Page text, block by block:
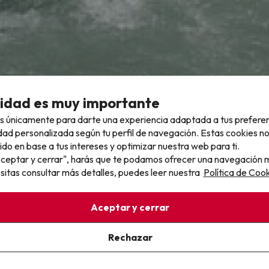
sentir las emociones de las aiguas bravas solas, i sin la
las instrucciones del monitor se lanzarán por los rápidos
es muy importante
únicamente para darte una experiencia adaptada a tus
personalizada según tu perfil de navegación. Estas cookies
en base a tus intereses y optimizar nuestra web para ti.
y cerrar", harás que te podamos ofrecer una navegación
consultar más detalles, puedes leer nuestra Política de
Aceptar y cerrar
Rechazar